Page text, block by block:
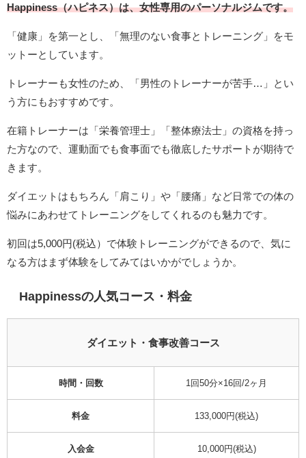
Happiness（ハピネス）は、女性専用のパーソナルジムです。
「健康」を第一とし、「無理のない食事とトレーニング」をモ
ットーとしています。
トレーナーも女性のため、「男性のトレーナーが苦手…」とい
う方にもおすすめです。
在籍トレーナーは「栄養管理士」「整体療法士」の資格を持っ
た方なので、運動面でも食事面でも徹底したサポートが期待で
きます。
ダイエットはもちろん「肩こり」や「腰痛」など日常での体の
悩みにあわせてトレーニングをしてくれるのも魅力です。
初回は5,000円(税込）で体験トレーニングができるので、気に
なる方はまず体験をしてみてはいかがでしょうか。
Happinessの人気コース・料金
ダイエット・食事改善コース
時間・回数 1回50分×16回/2ヶ月
料金 133,000円(税込)
入会金 10,000円(税込)